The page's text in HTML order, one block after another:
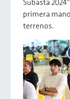
Subasta
primera
terrenos.